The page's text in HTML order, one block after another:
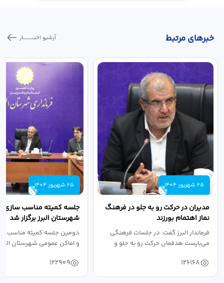
خبر‌های مرتبط آرشیو اخبـــــــــــار
25 شهریور 1404
مدیران در حرکت رو به جلو در فرهنگ
نماز اهتمام بورزند
فرماندار البرز گفت: در جلسات فرهنگی
می‌بایست هدفمان حرکت رو به جلو و
126168
25 شهریور 1404
جلسه کمیته مناسب سازی
شهرستان البرز برگزار شد
دومین جلسه کمیته مناسب
و اماکن عمومی شهرستان
122909